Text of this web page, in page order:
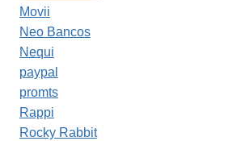
Movii
Neo Bancos
Nequi
paypal
promts
Rappi
Rocky Rabbit